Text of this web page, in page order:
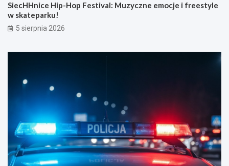
SiecHHnice Hip-Hop Festival: Muzyczne emocje i freestyle
w skateparku!
5 sierpnia 2026